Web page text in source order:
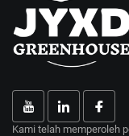
Kami telah memperoleh